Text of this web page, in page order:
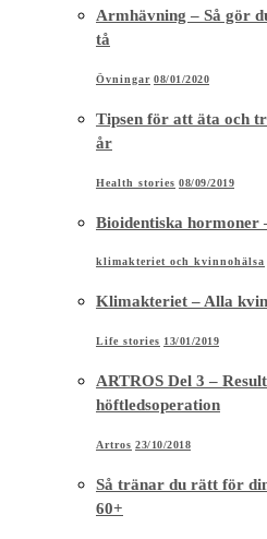
Armhävning – Så gör
tå
Övningar 08/01/2020
Tipsen för att äta och
år
Health stories 08/09/2019
Bioidentiska
klimakteriet och kvinnohälsa
Klimakteriet – Alla
Life stories 13/01/2019
ARTROS Del 3 –
höftledsoperation
Artros 23/10/2018
Så tränar du rätt för
60+